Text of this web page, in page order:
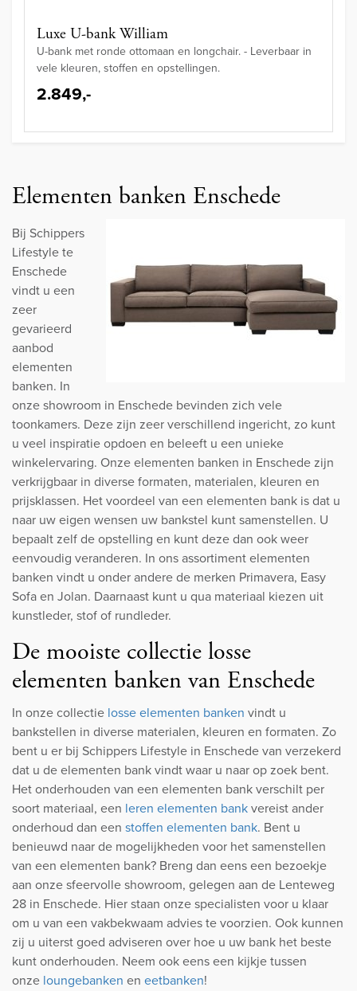
Luxe U-bank William
U-bank met ronde ottomaan en longchair. - Leverbaar in
vele kleuren, stoffen en opstellingen.
2.849,-
Elementen banken Enschede
Bij Schippers
Lifestyle te
Enschede
vindt u een
zeer
gevarieerd
aanbod
elementen
banken. In
onze showroom in Enschede bevinden zich vele
toonkamers. Deze zijn zeer verschillend ingericht, zo kunt
u veel inspiratie opdoen en beleeft u een unieke
winkelervaring. Onze elementen banken in Enschede zijn
verkrijgbaar in diverse formaten, materialen, kleuren en
prijsklassen. Het voordeel van een elementen bank is dat u
naar uw eigen wensen uw bankstel kunt samenstellen. U
bepaalt zelf de opstelling en kunt deze dan ook weer
eenvoudig veranderen. In ons assortiment elementen
banken vindt u onder andere de merken Primavera, Easy
Sofa en Jolan. Daarnaast kunt u qua materiaal kiezen uit
kunstleder, stof of rundleder.
De mooiste collectie losse
elementen banken van Enschede
In onze collectie losse elementen banken vindt u
bankstellen in diverse materialen, kleuren en formaten. Zo
bent u er bij Schippers Lifestyle in Enschede van verzekerd
dat u de elementen bank vindt waar u naar op zoek bent.
Het onderhouden van een elementen bank verschilt per
soort materiaal, een leren elementen bankvereist ander
onderhoud dan een stoffen elementen bank. Bent u
benieuwd naar de mogelijkheden voor het samenstellen
van een elementen bank? Breng dan eens een bezoekje
aan onze sfeervolle showroom, gelegen aan de Lenteweg
28 in Enschede. Hier staan onze specialisten voor u klaar
om u van een vakbekwaam advies te voorzien. Ook kunnen
zij u uiterst goed adviseren over hoe u uw bank het beste
kunt onderhouden. Neem ook eens een kijkje tussen
onze loungebanken en eetbanken!